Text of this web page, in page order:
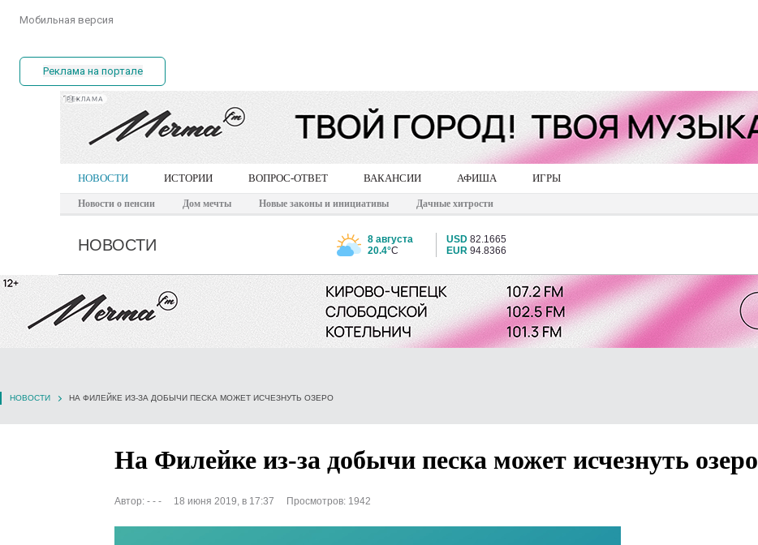
Мобильная версия
Реклама на портале
РЕКЛАМА
НОВОСТИ ИСТОРИИ ВОПРОС-ОТВЕТ ВАКАНСИИ АФИША ИГРЫ
Новости о пенсии Дом мечты Новые законы и инициативы Дачные хитрости
НОВОСТИ
8 августа
20.4°C
USD 82.1665
EUR 94.8366
НОВОСТИ НА ФИЛЕЙКЕ ИЗ-ЗА ДОБЫЧИ ПЕСКА МОЖЕТ ИСЧЕЗНУТЬ ОЗЕРО
На Филейке из-за добычи песка может исчезнуть озеро
Автор: - - - 18 июня 2019, в 17:37 Просмотров: 1942